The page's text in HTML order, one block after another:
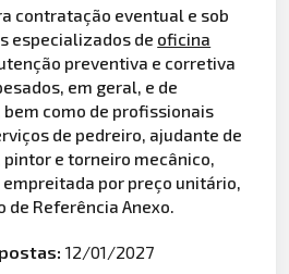
contratação eventual e sob
especializados de oficina
preventiva e corretiva
em geral, e de
como de profissionais
de pedreiro, ajudante de
e torneiro mecânico,
por preço unitário,
de Referência Anexo.
12/01/2027